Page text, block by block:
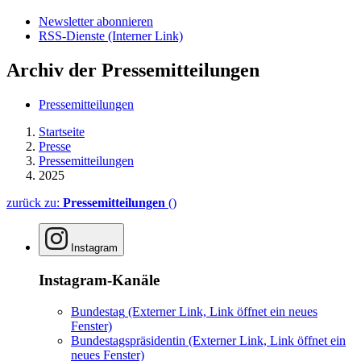
Newsletter abonnieren
RSS-Dienste (Interner Link)
Archiv der Pressemitteilungen
Pressemitteilungen
Startseite
Presse
Pressemitteilungen
2025
zurück zu: Pressemitteilungen ()
Instagram
Instagram-Kanäle
Bundestag (Externer Link, Link öffnet ein neues
Fenster)
Bundestagspräsidentin (Externer Link, Link öffnet ein
neues Fenster)